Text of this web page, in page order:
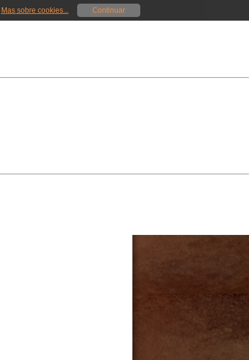
Mas sobre cookies... Continuar